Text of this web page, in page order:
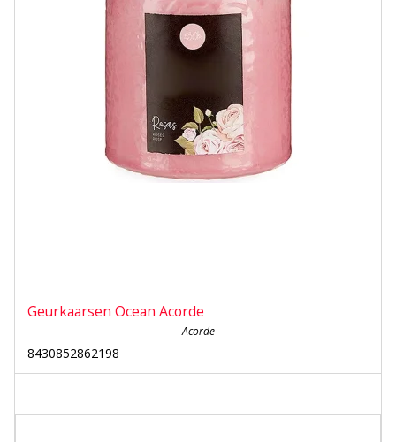
Geurkaarsen Ocean Acorde
Acorde
8430852862198